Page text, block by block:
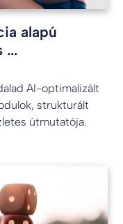
alapú
...
AI-optimalizált
strukturált
útmutatója.